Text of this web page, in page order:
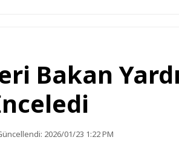
Bakan
2026/01/23 1:22 PM